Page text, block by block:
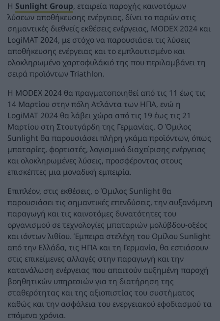
Η Sunlight Group, εταιρεία παροχής καινοτόμων
λύσεων αποθήκευσης ενέργειας, δίνει το παρών στις
σημαντικές διεθνείς εκθέσεις ενέργειας, MODEX 2024 και
LogiMAT 2024, με στόχο να παρουσιάσει τις λύσεις
αποθήκευσης ενέργειας και το εμπλουτισμένο και
ολοκληρωμένο χαρτοφυλάκιό της που περιλαμβάνει τη
σειρά προϊόντων Triathlon.
Η MODEX 2024 θα πραγματοποιηθεί από τις 11 έως τις
14 Μαρτίου στην πόλη Ατλάντα των ΗΠΑ, ενώ η
LogiMAT 2024 θα λάβει χώρα από τις 19 έως τις 21
Μαρτίου στη Στουτγάρδη της Γερμανίας. O Όμιλος
Sunlight θα παρουσιάσει πλήρη γκάμα προϊόντων, όπως
μπαταρίες, φορτιστές, λογισμικό διαχείρισης ενέργειας
και ολοκληρωμένες λύσεις, προσφέροντας στους
επισκέπτες μια μοναδική εμπειρία.
Επιπλέον, στις εκθέσεις, ο Όμιλος Sunlight θα
παρουσιάσει τις σημαντικές επενδύσεις, την αυξανόμενη
παραγωγή και τις καινοτόμες δυνατότητες του
οργανισμού σε τεχνολογίες μπαταριών μολύβδου-οξέος
και ιόντων λιθίου. Έμπειρα στελέχη του Ομίλου Sunlight
από την Ελλάδα, τις ΗΠΑ και τη Γερμανία, θα εστιάσουν
στις επικείμενες αλλαγές στην παραγωγή και την
κατανάλωση ενέργειας που απαιτούν αυξημένη παροχή
βοηθητικών υπηρεσιών για τη διατήρηση της
σταθερότητας και της αξιοπιστίας του συστήματος
καθώς και την ασφάλεια του ενεργειακού εφοδιασμού τα
επόμενα χρόνια.